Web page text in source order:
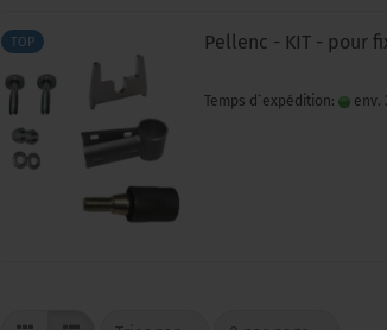
TOP Pellenc - KIT - pour
Temps d`expédition: env.